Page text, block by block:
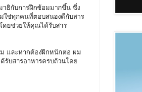
ธิกับการฝึกซ้อมมากขึ้น ซึ่ง
ม่ใช่ทุกคนที่ตอบสนองดีกับสาร
ดยช่วยให้คุณได้รับสาร
และหากต้องฝึกหนักต่อ ผม
รับสารอาหารครบถ้วนโดย